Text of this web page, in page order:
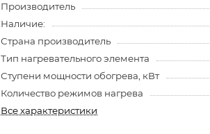
Производитель
Наличие:
Страна производитель
Тип нагревательного элемента
Ступени мощности обогрева, кВт
Количество режимов нагрева
Все характеристики